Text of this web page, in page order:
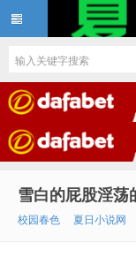
夏日小说
雪白的屁股淫荡
校园春色 夏日小说网